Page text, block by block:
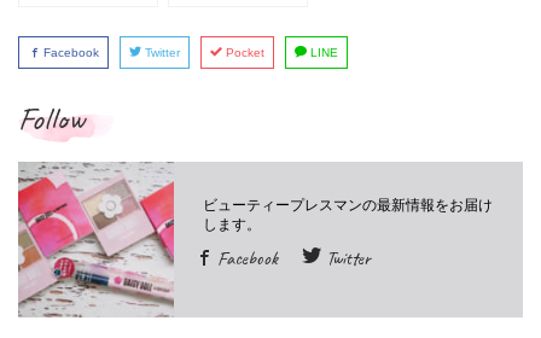
Facebook Twitter Pocket LINE
Follow
Facebook Twitter